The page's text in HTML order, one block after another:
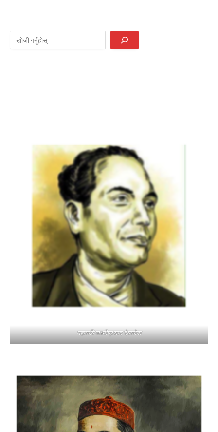
महाकवि लक्ष्मीप्रसाद देवकोटा